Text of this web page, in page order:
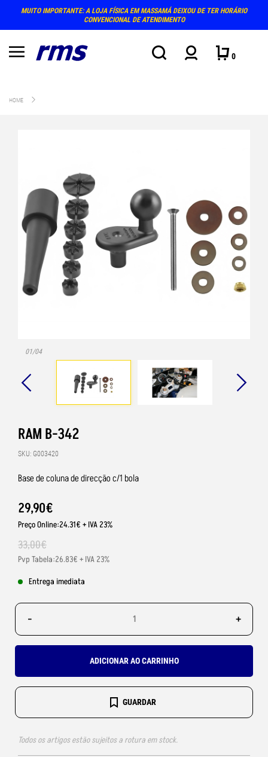
MUITO IMPORTANTE: A LOJA FÍSICA EM MASSAMÁ DEIXOU DE TER HORÁRIO
CONVENCIONAL DE ATENDIMENTO
0
HOME
01/04
RAM B-342
SKU: G003420
Base de coluna de direcção c/1 bola
29,90€
Preço Online:24.31€ + IVA 23%
33,00€
Pvp Tabela:26.83€ + IVA 23%
Entrega imediata
- +
ADICIONAR AO CARRINHO
GUARDAR
Todos os artigos estão sujeitos a rotura em stock.